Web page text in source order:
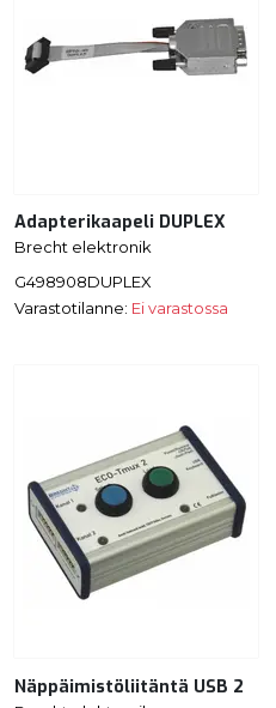
Adapterikaapeli DUPLEX
Brecht elektronik
G498908DUPLEX
Varastotilanne: Ei varastossa
Näppäimistöliitäntä USB 2